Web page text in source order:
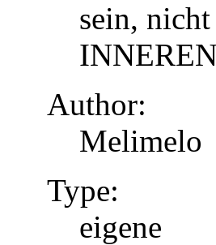
sein,
Author:
Melimelo
Type:
eigene